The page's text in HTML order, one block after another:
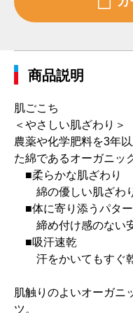
商品説明
肌ごこち
＜やさしい肌ざわり＞
農薬や化学肥料を3年
た綿であるオーガニッ
■柔らかな肌ざわり
綿の優しい肌ざわ
■体に寄り添うパタ
締め付け感のない安
■吸汗速乾
汗をかいてもすぐ
肌触りのよいオーガニ
ツ。